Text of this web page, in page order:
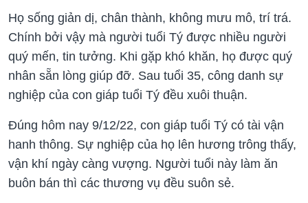
Họ sống giản dị, chân thành, không mưu mô, trí trá.
Chính bởi vậy mà người tuổi Tý được nhiều người
quý mến, tin tưởng. Khi gặp khó khăn, họ được quý
nhân sẵn lòng giúp đỡ. Sau tuổi 35, công danh sự
nghiệp của con giáp tuổi Tý đều xuôi thuận.
Đúng hôm nay 9/12/22, con giáp tuổi Tý có tài vận
hanh thông. Sự nghiệp của họ lên hương trông thấy,
vận khí ngày càng vượng. Người tuổi này làm ăn
buôn bán thì các thương vụ đều suôn sẻ.